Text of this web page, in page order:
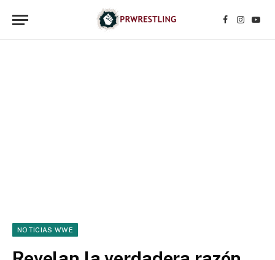
Facebook
NOTICIAS WWE